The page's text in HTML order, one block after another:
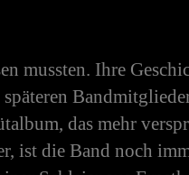
mussten. Ihre
das mehr
ist die Band noch